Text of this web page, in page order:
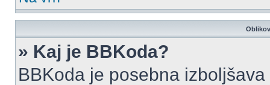
» Kaj je BBKoda?
BBKoda je posebna